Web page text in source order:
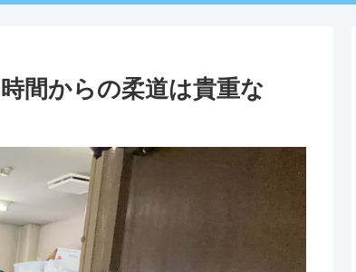
間からの柔道は貴重な